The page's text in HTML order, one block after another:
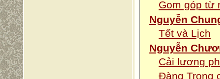
Gom góp từ
Nguyễn
Tết và Lịch
Nguyễn
Cải lương
Đàng Trong